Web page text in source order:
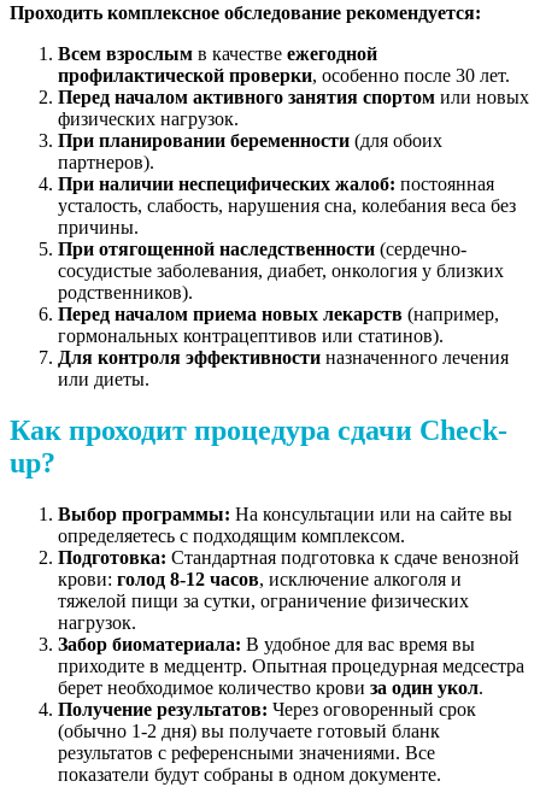
Проходить комплексное обследование рекомендуется:
Всем взрослым в качестве ежегодной
профилактической проверки, особенно после 30 лет.
Перед началом активного занятия спортом или новых
физических нагрузок.
При планировании беременности (для обоих
партнеров).
При наличии неспецифических жалоб: постоянная
усталость, слабость, нарушения сна, колебания веса без
причины.
При отягощенной наследственности (сердечно-
сосудистые заболевания, диабет, онкология у близких
родственников).
Перед началом приема новых лекарств (например,
гормональных контрацептивов или статинов).
Для контроля эффективности назначенного лечения
или диеты.
Как проходит процедура сдачи Check-
up?
Выбор программы: На консультации или на сайте вы
определяетесь с подходящим комплексом.
Подготовка: Стандартная подготовка к сдаче венозной
крови: голод 8-12 часов, исключение алкоголя и
тяжелой пищи за сутки, ограничение физических
нагрузок.
Забор биоматериала: В удобное для вас время вы
приходите в медцентр. Опытная процедурная медсестра
берет необходимое количество крови за один укол.
Получение результатов: Через оговоренный срок
(обычно 1-2 дня) вы получаете готовый бланк
результатов с референсными значениями. Все
показатели будут собраны в одном документе.